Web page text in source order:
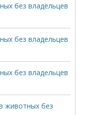
без владельцев
без владельцев
без владельцев
животных без